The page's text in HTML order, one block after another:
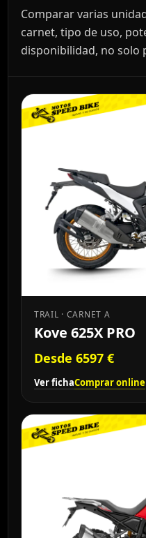
Comparar varias
carnet, tipo de uso,
disponibilidad, no
TRAIL · CARNET A
Kove 625X PRO
Desde 6597 €
Ver fichaComprar online